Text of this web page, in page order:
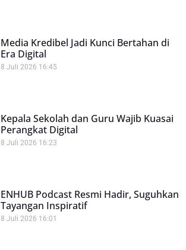
Media Kredibel Jadi Kunci Bertahan di
Era Digital
8 Juli 2026 16:45
Kepala Sekolah dan Guru Wajib Kuasai
Perangkat Digital
8 Juli 2026 16:23
ENHUB Podcast Resmi Hadir, Suguhkan
Tayangan Inspiratif
8 Juli 2026 16:01